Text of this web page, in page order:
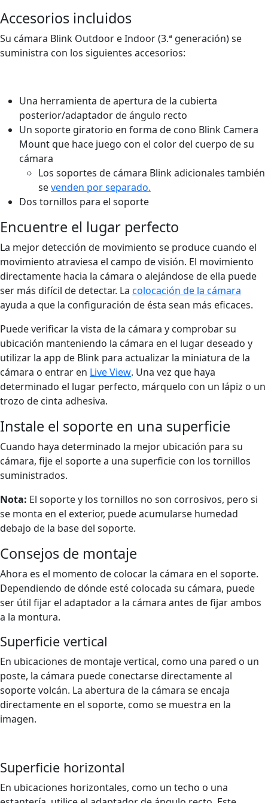
Accesorios incluidos
Su cámara Blink Outdoor e Indoor (3.ª generación) se
suministra con los siguientes accesorios:
Una herramienta de apertura de la cubierta
posterior/adaptador de ángulo recto
Un soporte giratorio en forma de cono Blink Camera
Mount que hace juego con el color del cuerpo de su
cámara
Los soportes de cámara Blink adicionales también
sevenden por separado.
Dos tornillos para el soporte
Encuentre el lugar perfecto
La mejor detección de movimiento se produce cuando el
movimiento atraviesa el campo de visión. El movimiento
directamente hacia la cámara o alejándose de ella puede
ser más difícil de detectar. La colocación de la cámara
ayuda a que la configuración de ésta sean más eficaces.
Puede verificar la vista de la cámara y comprobar su
ubicación manteniendo la cámara en el lugar deseado y
utilizar la app de Blink para actualizar la miniatura de la
cámara o entrar en Live View. Una vez que haya
determinado el lugar perfecto, márquelo con un lápiz o un
trozo de cinta adhesiva.
Instale el soporte en una superficie
Cuando haya determinado la mejor ubicación para su
cámara, fije el soporte a una superficie con los tornillos
suministrados.
Nota: El soporte y los tornillos no son corrosivos, pero si
se monta en el exterior, puede acumularse humedad
debajo de la base del soporte.
Consejos de montaje
Ahora es el momento de colocar la cámara en el soporte.
Dependiendo de dónde esté colocada su cámara, puede
ser útil fijar el adaptador a la cámara antes de fijar ambos
a la montura.
Superficie vertical
En ubicaciones de montaje vertical, como una pared o un
poste, la cámara puede conectarse directamente al
soporte volcán. La abertura de la cámara se encaja
directamente en el soporte, como se muestra en la
imagen.
Superficie horizontal
En ubicaciones horizontales, como un techo o una